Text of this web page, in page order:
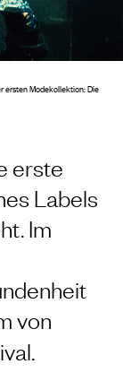
erste
Labels
Im
von
ersten Modekollektion: Die